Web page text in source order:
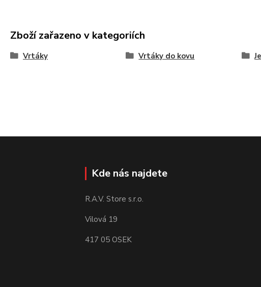
Zboží zařazeno v kategoriích
Vrtáky Vrtáky do kovu
Kde nás najdete
R.A.V. Store s.r.o.
Vilová 19
417 05 OSEK